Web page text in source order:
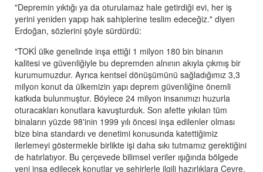
"Depremin yıktığı ya da oturulamaz hale getirdiği evi, her iş
yerini yeniden yapıp hak sahiplerine teslim edeceğiz." diyen
Erdoğan, sözlerini şöyle sürdürdü:
"TOKİ ülke genelinde inşa ettiği 1 milyon 180 bin binanın
kalitesi ve güvenliğiyle bu depremden alnının akıyla çıkmış bir
kurumumuzdur. Ayrıca kentsel dönüşümünü sağladığımız 3,3
milyon konut da ülkemizin yapı deprem güvenliğine önemli
katkıda bulunmuştur. Böylece 24 milyon insanımızı huzurla
oturacakları konutlara kavuşturduk. Son afette yıkılan tüm
binaların yüzde 98'inin 1999 yılı öncesi inşa edilenler olması
bize bina standardı ve denetimi konusunda katettiğimiz
ilerlemeyi göstermekle birlikte işi daha sıkı tutmamız gerektiğini
de hatırlatıyor. Bu çerçevede bilimsel veriler ışığında bölgede
yeni inşa edilecek konutlar ve şehirlerle ilgili hazırlıklara Çevre,